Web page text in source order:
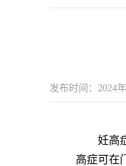
发布时间：2024
妊高症
高症可在